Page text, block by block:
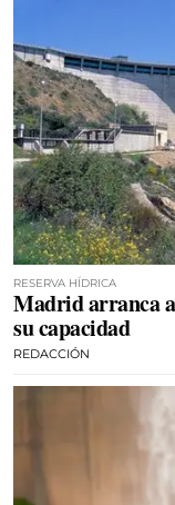
RESERVA HÍDRICA
Madrid arranca
su capacidad
REDACCIÓN